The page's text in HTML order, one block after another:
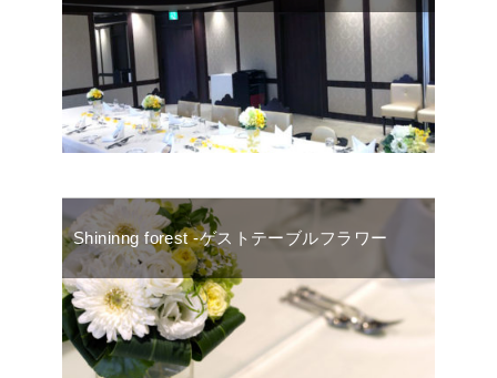
Shininng forest -ゲストテーブルフラワー